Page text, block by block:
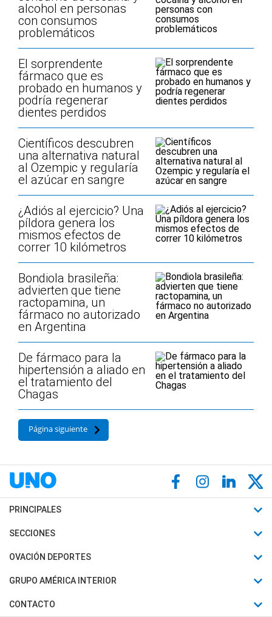
alcohol en personas
con consumos
problemáticos
El sorprendente
fármaco que es
probado en humanos y
podría regenerar
dientes perdidos
Científicos descubren
una alternativa natural
al Ozempic y regularía
el azúcar en sangre
¿Adiós al ejercicio? Una
píldora genera los
mismos efectos de
correr 10 kilómetros
Bondiola brasileña:
advierten que tiene
ractopamina, un
fármaco no autorizado
en Argentina
De fármaco para la
hipertensión a aliado en
el tratamiento del
Chagas
Página siguiente
PRINCIPALES
Últimas Noticias
Política
Judiciales
SECCIONES
Horóscopo
Motores
Trucos caseros
OVACIÓN DEPORTES
Fútbol
Mundial
GRUPO AMÉRICA INTERIOR
Canal 7 en Vivo
CONTACTO